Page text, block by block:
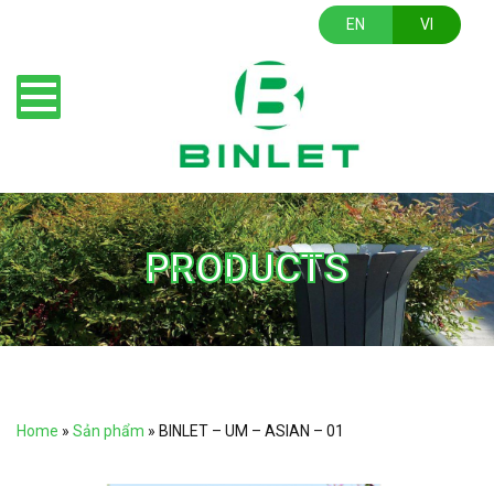
EN VI
PRODUCTS
Home » Sản phẩm » BINLET – UM – ASIAN – 01